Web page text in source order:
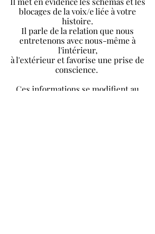
blocages de la voix/e liée à votre
histoire.
Il parle de la relation que nous
entretenons avec nous-même à
l'intérieur,
à l'extérieur et favorise une prise de
conscience.
Ces informations se modifient au